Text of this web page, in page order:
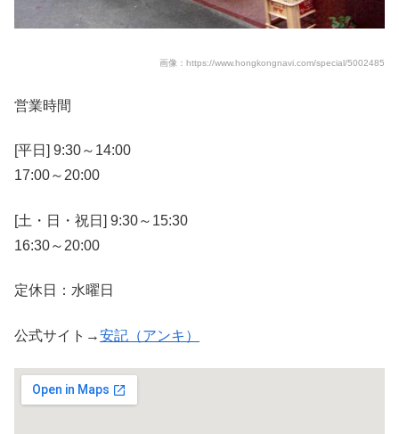
画像：https://www.hongkongnavi.com/special/5002485
営業時間
[平日] 9:30～14:00
17:00～20:00
[土・日・祝日] 9:30～15:30
16:30～20:00
定休日：水曜日
公式サイト→安記（アンキ）